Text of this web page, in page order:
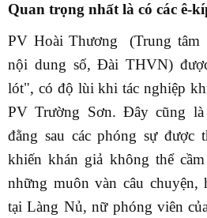
Quan trọng nhất là có các ê-
PV Hoài Thương (Trung tâm
nội dung số, Đài THVN)
lót", có độ lùi khi tác nghiệp
PV Trường Sơn. Đây cũng
đằng sau các phóng sự được
khiến khán giả không thể
những muôn vàn câu chuyện,
tại Làng Nủ, nữ phóng viên